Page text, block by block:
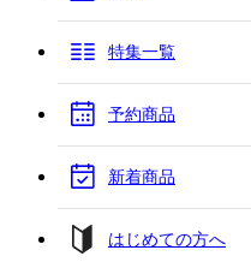
特集一覧
予約商品
新着商品
はじめての方へ